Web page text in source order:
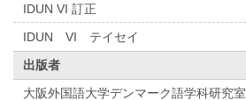
IDUN VI 訂正
IDUN VI テイセイ
出版者
大阪外国語大学デンマーク語学科研究室